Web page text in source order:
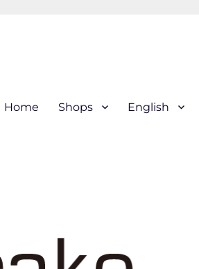
Home Shops English